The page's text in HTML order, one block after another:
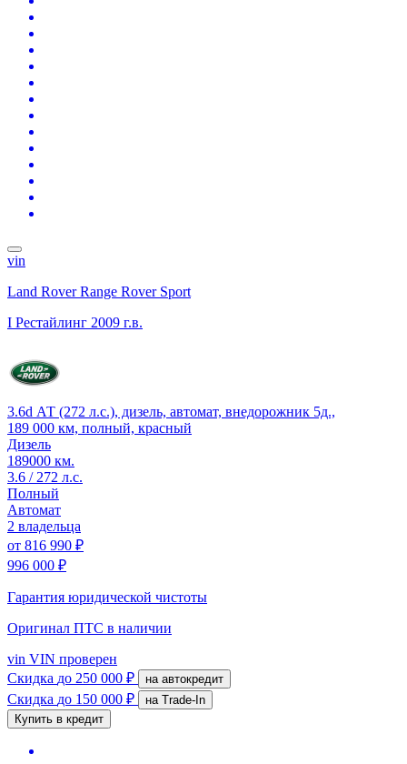
vin
Land Rover Range Rover Sport
I Рестайлинг 2009 г.в.
3.6d АТ (272 л.с.), дизель, автомат, внедорожник 5д.,
189 000 км, полный, красный
Дизель
189000 км.
3.6 / 272 л.с.
Полный
Автомат
2 владельца
от 816 990 ₽
996 000 ₽
Гарантия юридической чистоты
Оригинал ПТС в наличии
vin VIN проверен
Скидка до 250 000 ₽ на автокредит
Скидка до 150 000 ₽
на Trade-In
Купить в кредит